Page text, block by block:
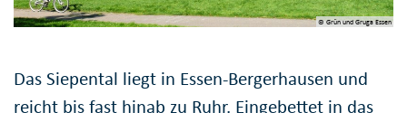
© Grün und Gruga Essen
Das Siepental liegt in Essen-Bergerhausen und
reicht bis fast hinab zu Ruhr. Eingebettet in das